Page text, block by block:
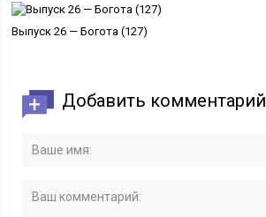
Выпуск 26 — Богота (127)
Добавить комментарий